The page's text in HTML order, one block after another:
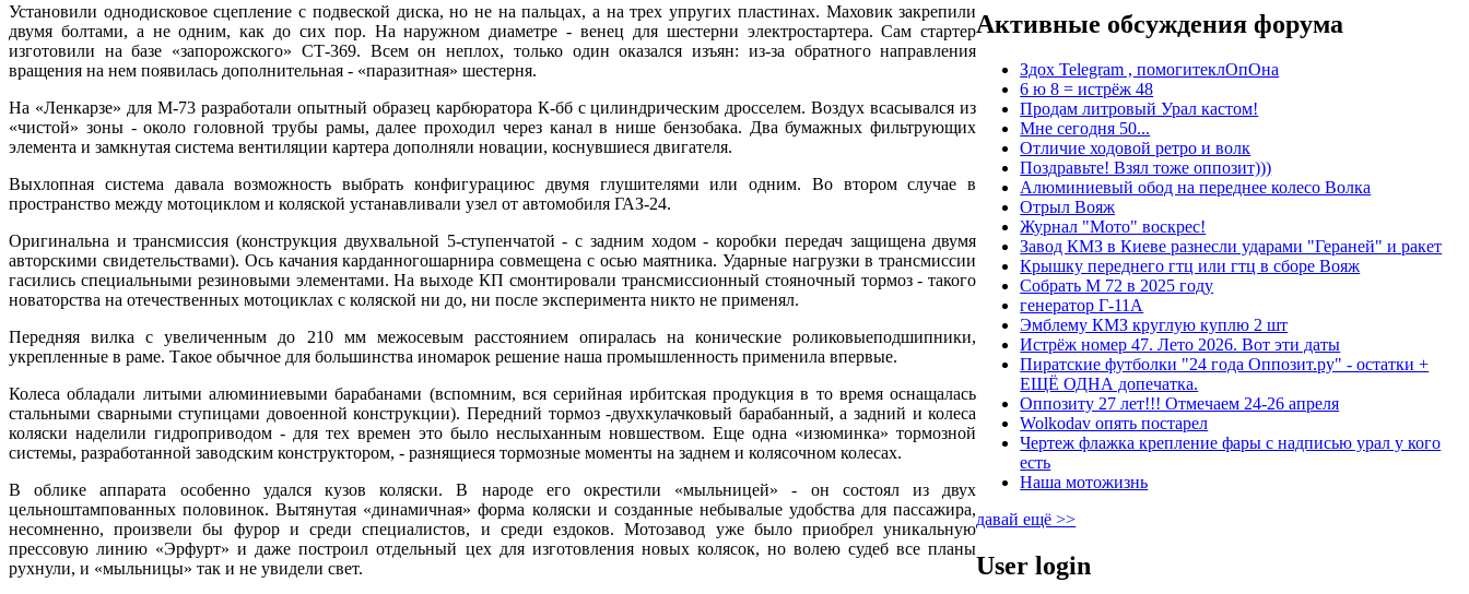
Установили однодисковое сцепление с подвеской диска, но не на пальцах, а на трех упругих пластинах. Маховик закрепили
двумя болтами, а не одним, как до сих пор. На наружном диаметре - венец для шестерни электростартера. Сам стартер
изготовили на базе «запорожского» СТ-369. Всем он неплох, только один оказался изъян: из-за обратного направления
вращения на нем появилась дополнительная - «паразитная» шестерня.
На «Ленкарзе» для М-73 разработали опытный образец карбюратора К-бб с цилиндрическим дросселем. Воздух всасывался из
«чистой» зоны - около головной трубы рамы, далее проходил через канал в нише бензобака. Два бумажных фильтрующих
элемента и замкнутая система вентиляции картера дополняли новации, коснувшиеся двигателя.
Выхлопная система давала возможность выбрать конфигурациюс двумя глушителями или одним. Во втором случае в
пространство между мотоциклом и коляской устанавливали узел от автомобиля ГАЗ-24.
Оригинальна и трансмиссия (конструкция двухвальной 5-ступенчатой - с задним ходом - коробки передач защищена двумя
авторскими свидетельствами). Ось качания карданногошарнира совмещена с осью маятника. Ударные нагрузки в трансмиссии
гасились специальными резиновыми элементами. На выходе КП смонтировали трансмиссионный стояночный тормоз - такого
новаторства на отечественных мотоциклах с коляской ни до, ни после эксперимента никто не применял.
Передняя вилка с увеличенным до 210 мм межосевым расстоянием опиралась на конические роликовыеподшипники,
укрепленные в раме. Такое обычное для большинства иномарок решение наша промышленность применила впервые.
Колеса обладали литыми алюминиевыми барабанами (вспомним, вся серийная ирбитская продукция в то время оснащалась
стальными сварными ступицами довоенной конструкции). Передний тормоз -двухкулачковый барабанный, а задний и колеса
коляски наделили гидроприводом - для тех времен это было неслыханным новшеством. Еще одна «изюминка» тормозной
системы, разработанной заводским конструктором, - разнящиеся тормозные моменты на заднем и колясочном колесах.
В облике аппарата особенно удался кузов коляски. В народе его окрестили «мыльницей» - он состоял из двух
цельноштампованных половинок. Вытянутая «динамичная» форма коляски и созданные небывалые удобства для пассажира,
несомненно, произвели бы фурор и среди специалистов, и среди ездоков. Мотозавод уже было приобрел уникальную
прессовую линию «Эрфурт» и даже построил отдельный цех для изготовления новых колясок, но волею судеб все планы
рухнули, и «мыльницы» так и не увидели свет.
Активные обсуждения форума
Здох Telegram , помогитеклОпОна
6 ю 8 = истрёж 48
Продам литровый Урал кастом!
Мне сегодня 50...
Отличие ходовой ретро и волк
Поздравьте! Взял тоже оппозит)))
Алюминиевый обод на переднее колесо Волка
Отрыл Вояж
Журнал "Мото" воскрес!
Завод КМЗ в Киеве разнесли ударами "Гераней" и ракет
Крышку переднего гтц или гтц в сборе Вояж
Собрать М 72 в 2025 году
генератор Г-11А
Эмблему КМЗ круглую куплю 2 шт
Истрёж номер 47. Лето 2026. Вот эти даты
Пиратские футболки "24 года Оппозит.ру" - остатки +
ЕЩЁ ОДНА допечатка.
Оппозиту 27 лет!!! Отмечаем 24-26 апреля
Wolkodav опять постарел
Чертеж флажка крепление фары с надписью урал у кого
есть
Наша мотожизнь
давай ещё >>
User login